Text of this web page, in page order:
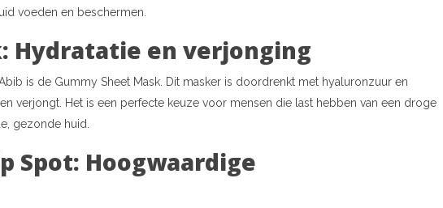
voeden en beschermen.
Hydratatie en verjonging
is de Gummy Sheet Mask. Dit masker is doordrenkt met hyaluronzuur en
verjongt. Het is een perfecte keuze voor mensen die last hebben van een droge
gezonde huid.
Spot: Hoogwaardige